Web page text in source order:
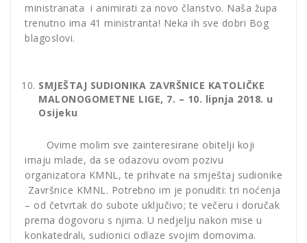
ministranata i animirati za novo članstvo. Naša župa
trenutno ima 41 ministranta! Neka ih sve dobri Bog
blagoslovi.
SMJEŠTAJ SUDIONIKA ZAVRŠNICE KATOLIČKE
MALONOGOMETNE LIGE, 7. – 10. lipnja 2018. u
Osijeku
Ovime molim sve zainteresirane obitelji koji
imaju mlade, da se odazovu ovom pozivu
organizatora KMNL, te prihvate na smještaj sudionike
Završnice KMNL. Potrebno im je ponuditi: tri noćenja
– od četvrtak do subote uključivo; te večeru i doručak
prema dogovoru s njima. U nedjelju nakon mise u
konkatedrali, sudionici odlaze svojim domovima.